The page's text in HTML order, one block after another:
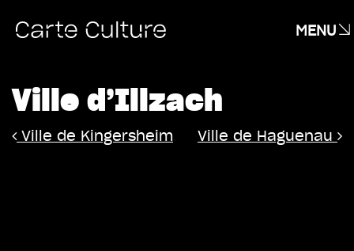
MENU
Ville d’Illzach
Navigation
Ville de Kingersheim Ville de Haguenau